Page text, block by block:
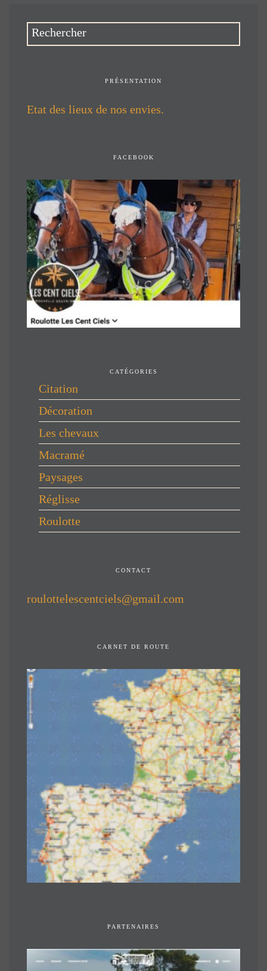
PRÉSENTATION
Etat des lieux de nos envies.
FACEBOOK
CATÉGORIES
Citation
Décoration
Les chevaux
Macramé
Paysages
Réglisse
Roulotte
CONTACT
roulottelescentciels@gmail.com
CARNET DE ROUTE
PARTENAIRES